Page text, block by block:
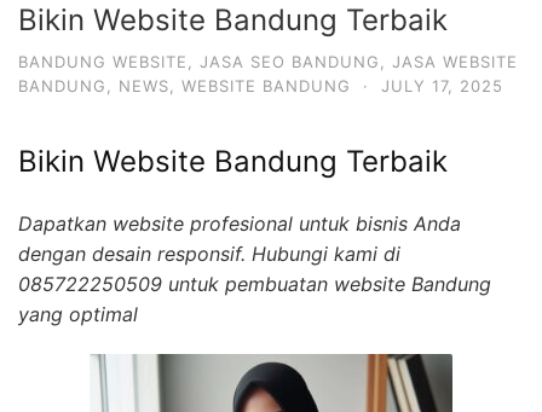
Bikin Website Bandung Terbaik
BANDUNG WEBSITE JASA SEO BANDUNG
JASA WEBSITE
BANDUNG
NEWS WEBSITE BANDUNG · JULY 17, 2025
Bikin Website Bandung Terbaik
Dapatkan website profesional untuk bisnis Anda
dengan desain responsif. Hubungi kami di
085722250509 untuk pembuatan website Bandung
yang optimal